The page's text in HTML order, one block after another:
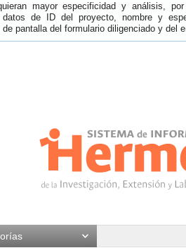
mayor especificidad y análisis,
de ID del proyecto, nombre y
pantalla del formulario diligenciado y del